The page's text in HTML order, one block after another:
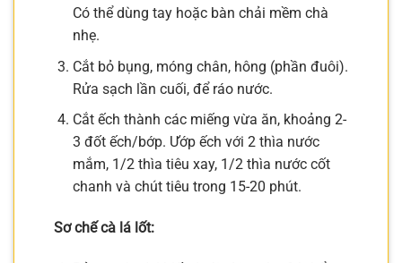
Có thể dùng tay hoặc bàn chải mềm chà
nhẹ.
Cắt bỏ bụng, móng chân, hông (phần đuôi).
Rửa sạch lần cuối, để ráo nước.
Cắt ếch thành các miếng vừa ăn, khoảng 2-
3 đốt ếch/bớp. Ướp ếch với 2 thìa nước
mắm, 1/2 thìa tiêu xay, 1/2 thìa nước cốt
chanh và chút tiêu trong 15-20 phút.
Sơ chế cà lá lốt: